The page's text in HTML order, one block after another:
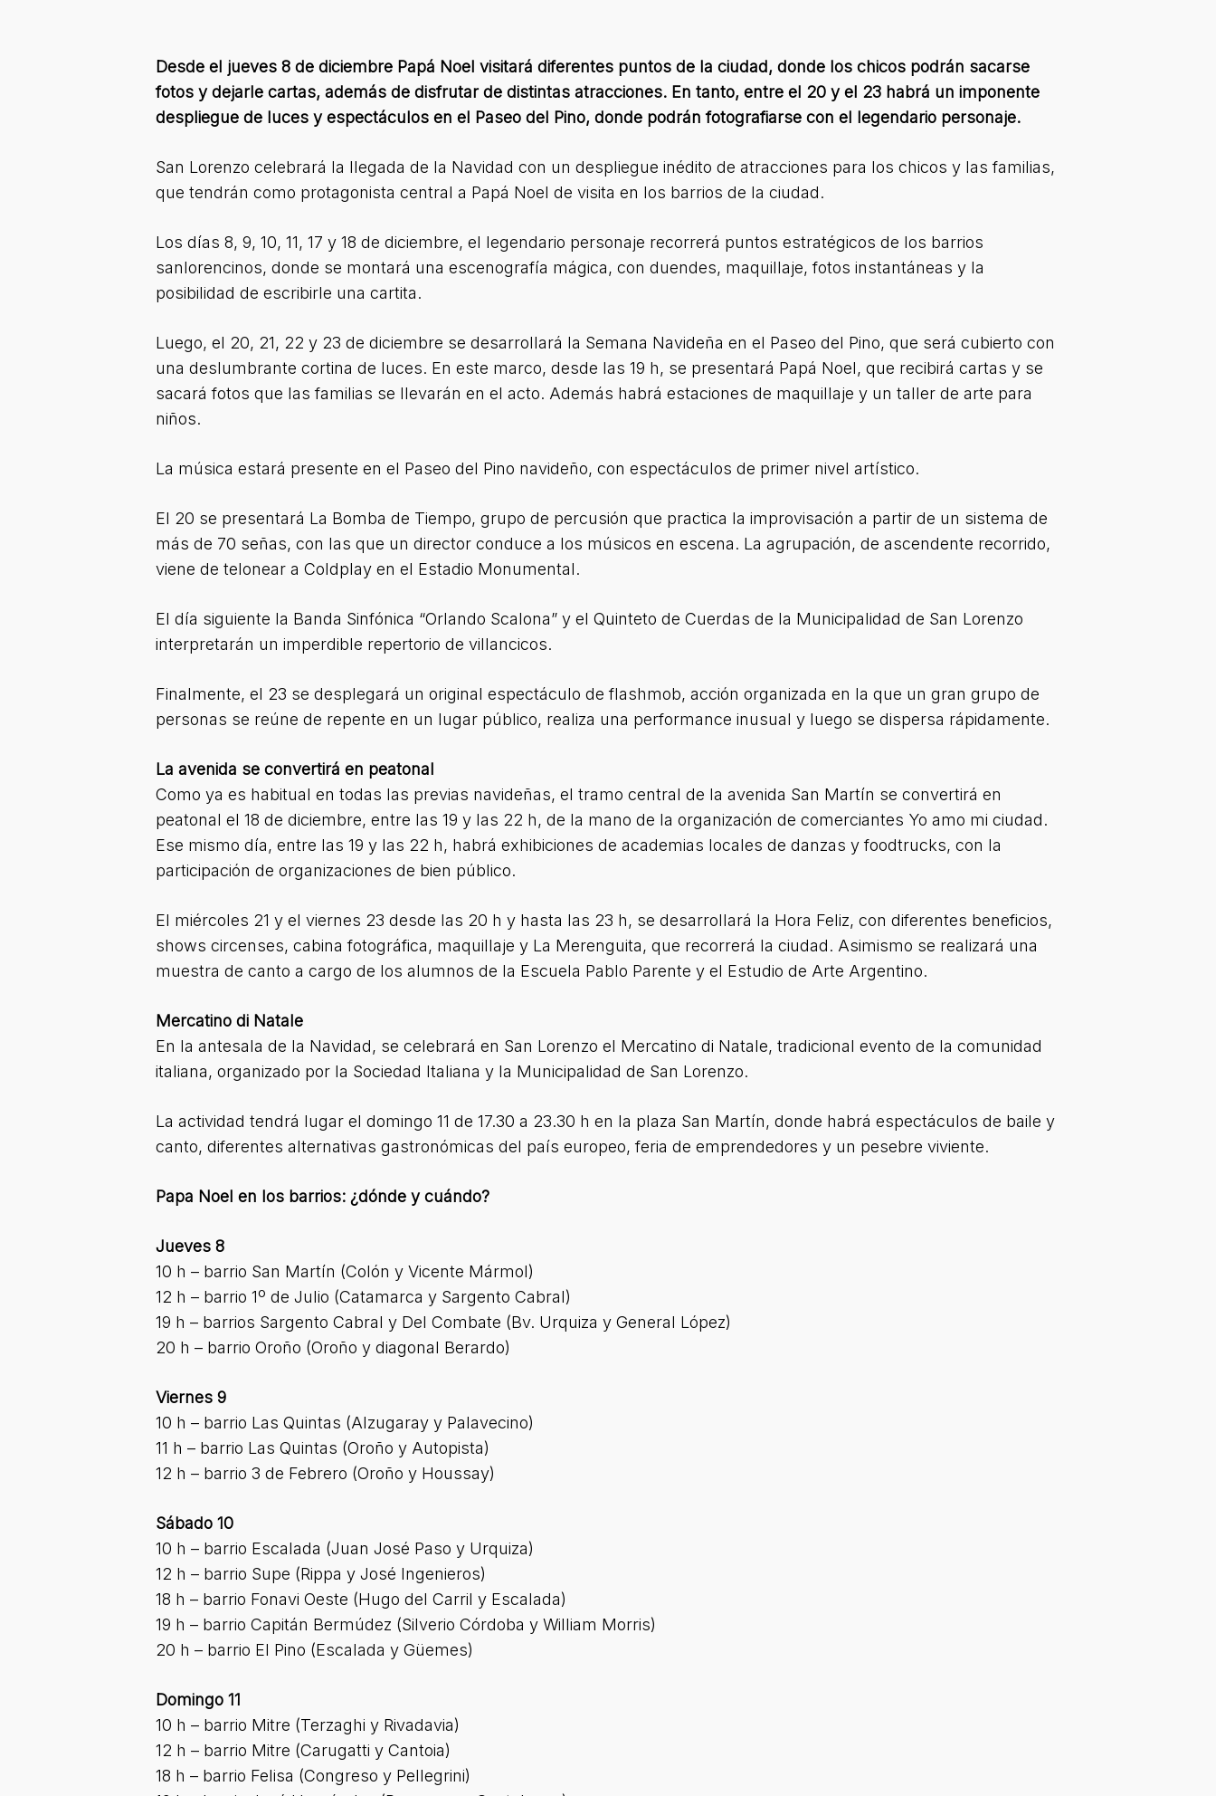
Desde el jueves 8 de diciembre Papá Noel visitará diferentes puntos de la ciudad, donde los chicos podrán sacarse
fotos y dejarle cartas, además de disfrutar de distintas atracciones. En tanto, entre el 20 y el 23 habrá un imponente
despliegue de luces y espectáculos en el Paseo del Pino, donde podrán fotografiarse con el legendario personaje.
San Lorenzo celebrará la llegada de la Navidad con un despliegue inédito de atracciones para los chicos y las familias,
que tendrán como protagonista central a Papá Noel de visita en los barrios de la ciudad.
Los días 8, 9, 10, 11, 17 y 18 de diciembre, el legendario personaje recorrerá puntos estratégicos de los barrios
sanlorencinos, donde se montará una escenografía mágica, con duendes, maquillaje, fotos instantáneas y la
posibilidad de escribirle una cartita.
Luego, el 20, 21, 22 y 23 de diciembre se desarrollará la Semana Navideña en el Paseo del Pino, que será cubierto con
una deslumbrante cortina de luces. En este marco, desde las 19 h, se presentará Papá Noel, que recibirá cartas y se
sacará fotos que las familias se llevarán en el acto. Además habrá estaciones de maquillaje y un taller de arte para
niños.
La música estará presente en el Paseo del Pino navideño, con espectáculos de primer nivel artístico.
El 20 se presentará La Bomba de Tiempo, grupo de percusión que practica la improvisación a partir de un sistema de
más de 70 señas, con las que un director conduce a los músicos en escena. La agrupación, de ascendente recorrido,
viene de telonear a Coldplay en el Estadio Monumental.
El día siguiente la Banda Sinfónica “Orlando Scalona” y el Quinteto de Cuerdas de la Municipalidad de San Lorenzo
interpretarán un imperdible repertorio de villancicos.
Finalmente, el 23 se desplegará un original espectáculo de flashmob, acción organizada en la que un gran grupo de
personas se reúne de repente en un lugar público, realiza una performance inusual y luego se dispersa rápidamente.
La avenida se convertirá en peatonal
Como ya es habitual en todas las previas navideñas, el tramo central de la avenida San Martín se convertirá en
peatonal el 18 de diciembre, entre las 19 y las 22 h, de la mano de la organización de comerciantes Yo amo mi ciudad.
Ese mismo día, entre las 19 y las 22 h, habrá exhibiciones de academias locales de danzas y foodtrucks, con la
participación de organizaciones de bien público.
El miércoles 21 y el viernes 23 desde las 20 h y hasta las 23 h, se desarrollará la Hora Feliz, con diferentes beneficios,
shows circenses, cabina fotográfica, maquillaje y La Merenguita, que recorrerá la ciudad. Asimismo se realizará una
muestra de canto a cargo de los alumnos de la Escuela Pablo Parente y el Estudio de Arte Argentino.
Mercatino di Natale
En la antesala de la Navidad, se celebrará en San Lorenzo el Mercatino di Natale, tradicional evento de la comunidad
italiana, organizado por la Sociedad Italiana y la Municipalidad de San Lorenzo.
La actividad tendrá lugar el domingo 11 de 17.30 a 23.30 h en la plaza San Martín, donde habrá espectáculos de baile y
canto, diferentes alternativas gastronómicas del país europeo, feria de emprendedores y un pesebre viviente.
Papa Noel en los barrios: ¿dónde y cuándo?
Jueves 8
10 h – barrio San Martín (Colón y Vicente Mármol)
12 h – barrio 1º de Julio (Catamarca y Sargento Cabral)
19 h – barrios Sargento Cabral y Del Combate (Bv. Urquiza y General López)
20 h – barrio Oroño (Oroño y diagonal Berardo)
Viernes 9
10 h – barrio Las Quintas (Alzugaray y Palavecino)
11 h – barrio Las Quintas (Oroño y Autopista)
12 h – barrio 3 de Febrero (Oroño y Houssay)
Sábado 10
10 h – barrio Escalada (Juan José Paso y Urquiza)
12 h – barrio Supe (Rippa y José Ingenieros)
18 h – barrio Fonavi Oeste (Hugo del Carril y Escalada)
19 h – barrio Capitán Bermúdez (Silverio Córdoba y William Morris)
20 h – barrio El Pino (Escalada y Güemes)
Domingo 11
10 h – barrio Mitre (Terzaghi y Rivadavia)
12 h – barrio Mitre (Carugatti y Cantoia)
18 h – barrio Felisa (Congreso y Pellegrini)